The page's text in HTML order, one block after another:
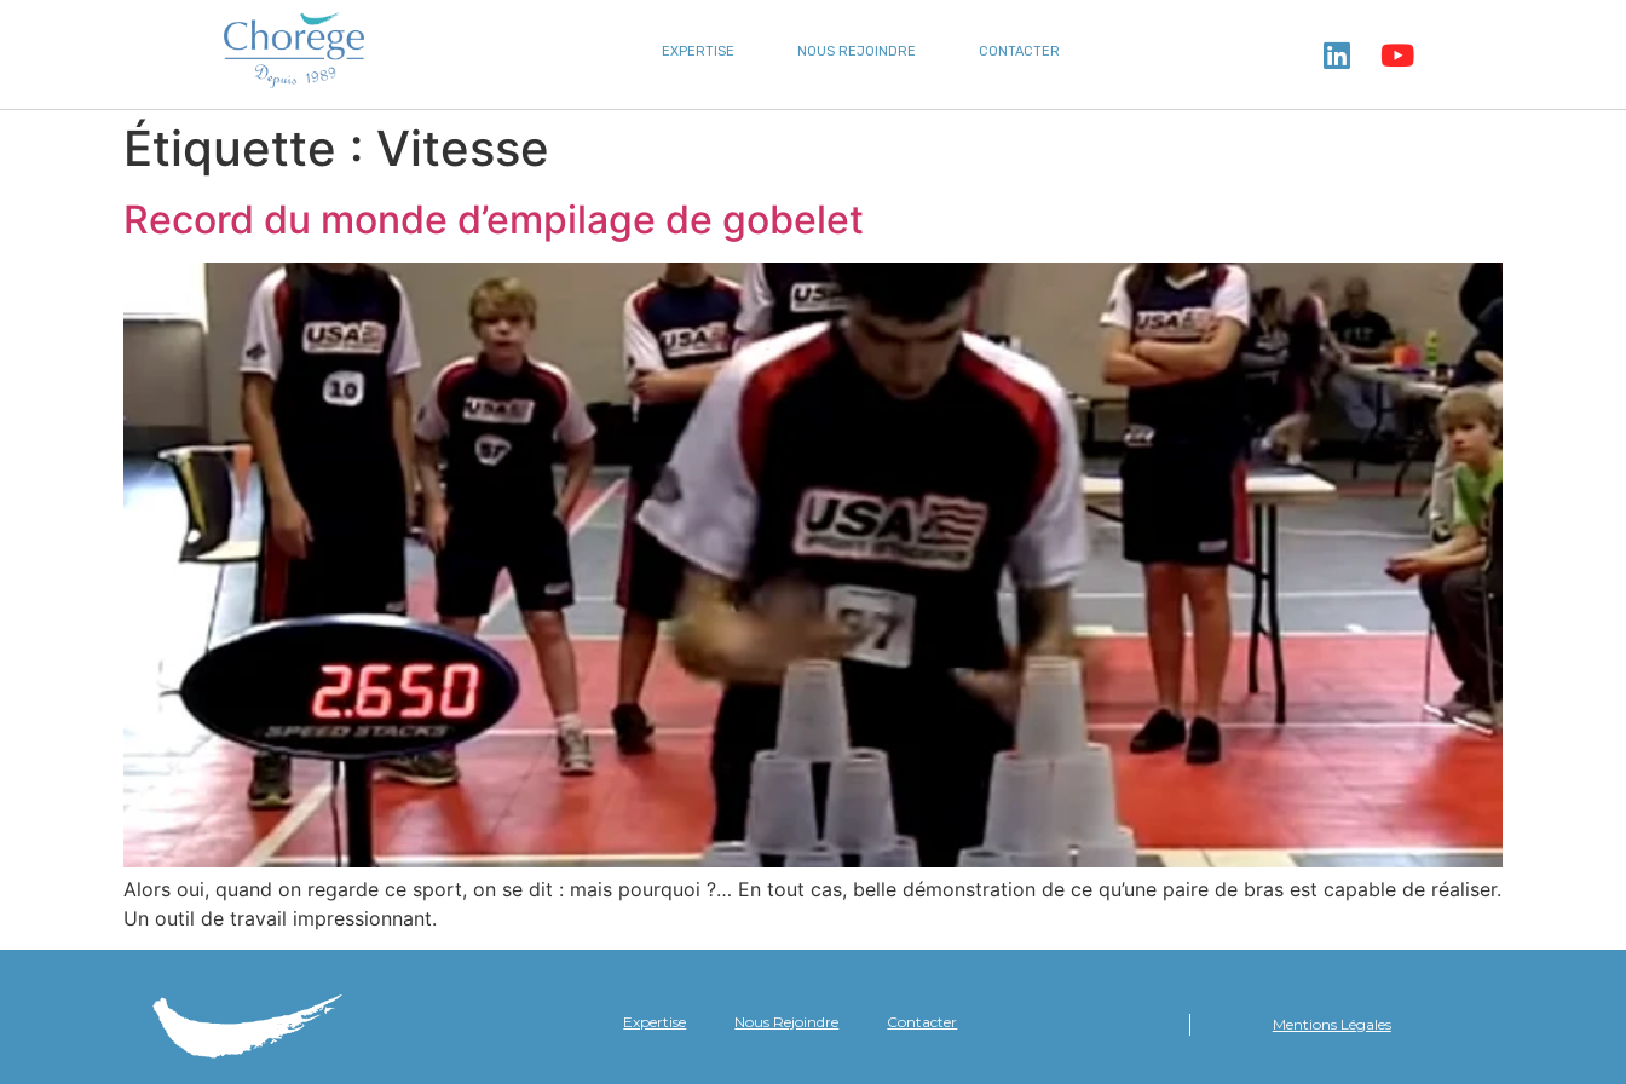
EXPERTISE NOUS REJOINDRE CONTACTER
Étiquette : Vitesse
Record du monde d’empilage de gobelet
Alors oui, quand on regarde ce sport, on se dit : mais pourquoi ?… En tout cas, belle démonstration de ce qu’une paire de bras est capable de réaliser.
Un outil de travail impressionnant.
Expertise Nous Rejoindre Contacter Mentions Légales